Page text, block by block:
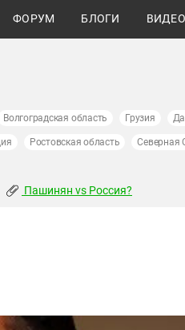
ФОРУМ БЛОГИ ВИДЕО
Волгоградская область Грузия
Ростовская область Северная
Пашинян vs Россия?